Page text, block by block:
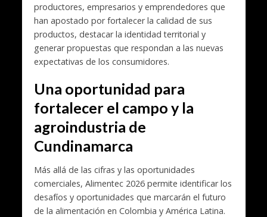
productores, empresarios y emprendedores que
han apostado por fortalecer la calidad de sus
productos, destacar la identidad territorial y
generar propuestas que respondan a las nuevas
expectativas de los consumidores.
Una oportunidad para
fortalecer el campo y la
agroindustria de
Cundinamarca
Más allá de las cifras y las oportunidades
comerciales, Alimentec 2026 permite identificar los
desafíos y oportunidades que marcarán el futuro
de la alimentación en Colombia y América Latina.